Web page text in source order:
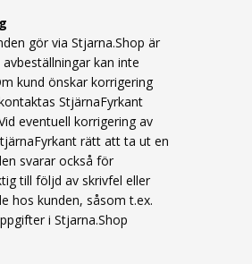
gör via Stjarna.Shop är
kan inte
kund önskar korrigering
StjärnaFyrkant
eventuell korrigering av
rätt att ta ut en
svarar också för
till följd av skrivfel eller
hos kunden, såsom t.ex.
i Stjarna.Shop